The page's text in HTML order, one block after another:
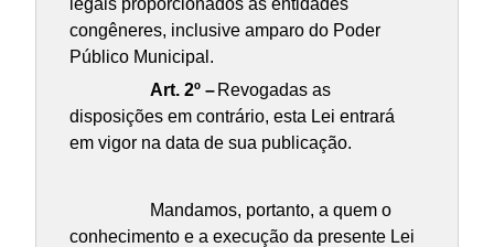
congêneres, inclusive amparo do Poder
Público Municipal.
Art. 2º –Revogadas as
disposições em contrário, esta Lei entrará
em vigor na data de sua publicação.
Mandamos, portanto, a quem o
conhecimento e a execução da presente Lei